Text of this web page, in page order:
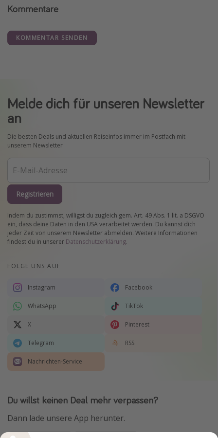
Kommentare
KOMMENTAR SENDEN
Melde dich für unseren Newsletter
an
Die besten Deals und aktuellen Reiseinfos immer im Postfach mit
unserem Newsletter
Registrieren
Indem du zustimmst, willigst du zugleich gem. Art. 49 Abs. 1 lit. a DSGVO
ein, dass deine Daten in den USA verarbeitet werden. Du kannst dich
jeder Zeit von unserem Newsletter abmelden. Weitere Informationen
findest du in unserer Datenschutzerklärung.
FOLGE UNS AUF
Instagram Facebook
WhatsApp TikTok
X Pinterest
Telegram RSS
Nachrichten-Service
Du willst keinen Deal mehr verpassen?
Dann lade unsere App herunter.